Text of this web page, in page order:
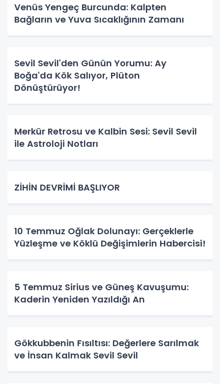
Venüs Yengeç Burcunda: Kalpten
Bağların ve Yuva Sıcaklığının Zamanı
Sevil Sevil'den Günün Yorumu: Ay
Boğa'da Kök Salıyor, Plüton
Dönüştürüyor!
Merkür Retrosu ve Kalbin Sesi: Sevil Sevil
ile Astroloji Notları
ZİHİN DEVRİMİ BAŞLIYOR
10 Temmuz Oğlak Dolunayı: Gerçeklerle
Yüzleşme ve Köklü Değişimlerin Habercisi!
5 Temmuz Sirius ve Güneş Kavuşumu:
Kaderin Yeniden Yazıldığı An
Gökkubbenin Fısıltısı: Değerlere Sarılmak
ve İnsan Kalmak Sevil Sevil